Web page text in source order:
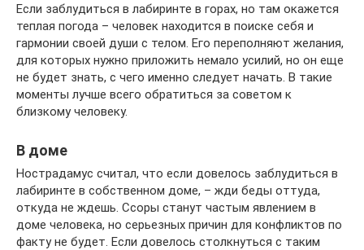
Если заблудиться в лабиринте в горах, но там окажется
теплая погода – человек находится в поиске себя и
гармонии своей души с телом. Его переполняют желания,
для которых нужно приложить немало усилий, но он еще
не будет знать, с чего именно следует начать. В такие
моменты лучше всего обратиться за советом к
близкому человеку.
В доме
Нострадамус считал, что если довелось заблудиться в
лабиринте в собственном доме, – жди беды оттуда,
откуда не ждешь. Ссоры станут частым явлением в
доме человека, но серьезных причин для конфликтов по
факту не будет. Если довелось столкнуться с таким